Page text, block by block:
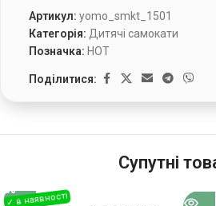
Артикул: yomo_smkt_1501
Категорія: Дитячі самокати
Позначка: HOT
Поділитися:
Супутні